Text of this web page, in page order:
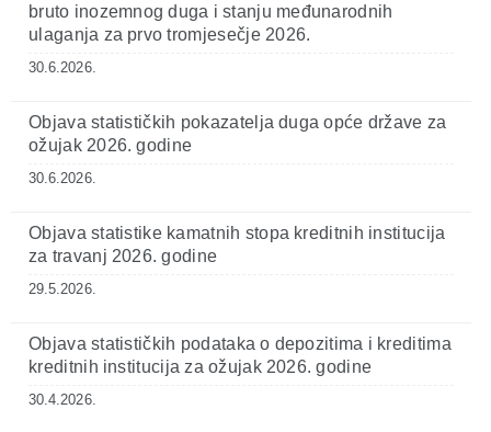
bruto inozemnog duga i stanju međunarodnih
ulaganja za prvo tromjesečje 2026.
30.6.2026.
Objava statističkih pokazatelja duga opće države za
ožujak 2026. godine
30.6.2026.
Objava statistike kamatnih stopa kreditnih institucija
za travanj 2026. godine
29.5.2026.
Objava statističkih podataka o depozitima i kreditima
kreditnih institucija za ožujak 2026. godine
30.4.2026.